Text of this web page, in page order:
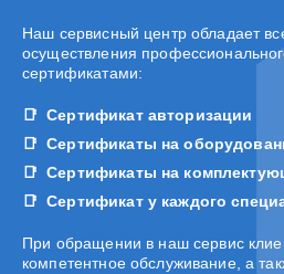
Наш сервисный центр обладает
осуществления
сертификатами:
Сертификат авторизации
Сертификаты на
Сертификаты на
Сертификат у каждого
При обращении в наш сервис
компетентное обслуживание, а